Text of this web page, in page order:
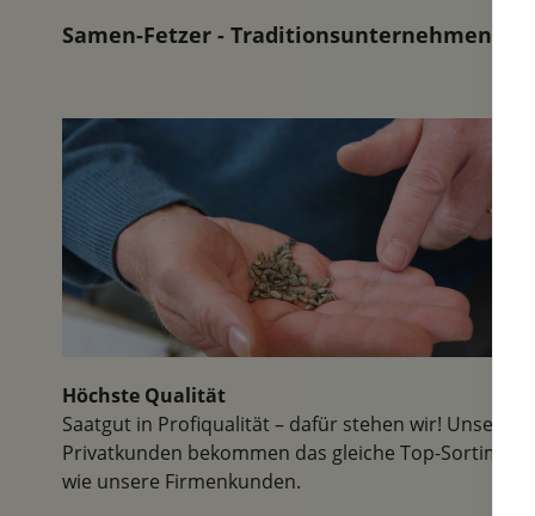
gibt bis
was
nicht
etwas zu
Samen-Fetzer - Traditionsunternehmen in
Höchste Qualität
Saatgut in Profiqualität – dafür stehen wir! Unsere
Privatkunden bekommen das gleiche Top-Sortiment
wie unsere Firmenkunden.